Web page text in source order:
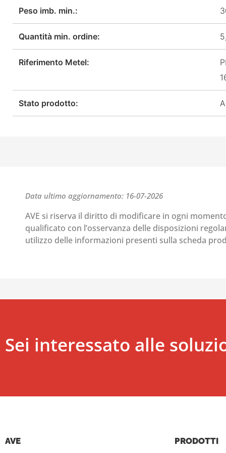
Peso imb. min.:
Quantità min. ordine:
Riferimento Metel:
Stato prodotto:
Data ultimo aggiornamento: 16-07-2026
AVE si riserva il diritto di modificare in ogni
qualificato con l’osservanza delle disposizioni
utilizzo delle informazioni presenti sulla scheda
Sei interessato alle
AVE PRODOTTI